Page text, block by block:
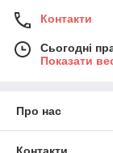
Контакти
Сьогодні
Показати
Про нас